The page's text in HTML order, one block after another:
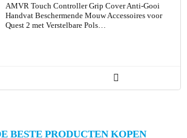
AMVR Touch Controller Grip Cover Anti-Gooi
Handvat Beschermende Mouw Accessoires voor
Quest 2 met Verstelbare Pols…
BESTE PRODUCTEN KOPEN